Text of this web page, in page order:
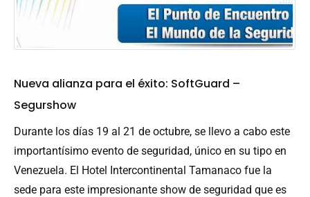
Nueva alianza para el éxito: SoftGuard –
Segurshow
Durante los días 19 al 21 de octubre, se llevo a cabo este
importantísimo evento de seguridad, único en su tipo en
Venezuela. El Hotel Intercontinental Tamanaco fue la
sede para este impresionante show de seguridad que es